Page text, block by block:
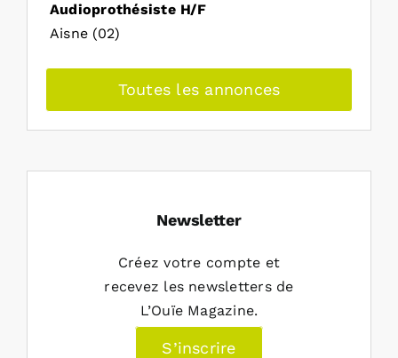
Audioprothésiste H/F
Aisne (02)
Toutes les annonces
Newsletter
Créez votre compte et
recevez les newsletters de
L’Ouïe Magazine.
S’inscrire